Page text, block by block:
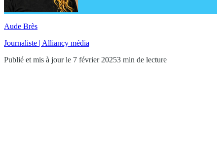
Aude Brès
Journaliste | Alliancy média
Publié et mis à jour le 7 février 20253 min de lecture